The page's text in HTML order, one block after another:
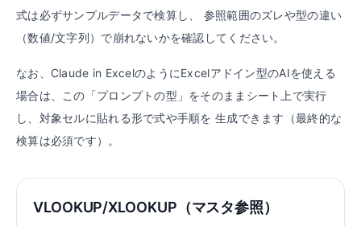
式は必ずサンプルデータで検算し、 参照範囲のズレや型の違い
（数値/文字列）で崩れないかを確認してください。
なお、Claude in ExcelのようにExcelアドイン型のAIを使える
場合は、この「プロンプトの型」をそのままシート上で実行
し、対象セルに貼れる形で式や手順を 生成できます（最終的な
検算は必須です）。
VLOOKUP/XLOOKUP（マスタ参照）